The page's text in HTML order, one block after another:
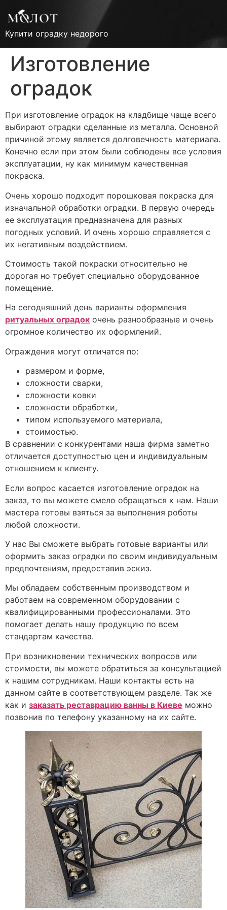
Купити оградку недорого
Изготовление
оградок
При изготовление оградок на кладбище чаще всего
выбирают оградки сделанные из металла. Основной
причиной этому является долговечность материала.
Конечно если при этом были соблюдены все условия
эксплуатации, ну как минимум качественная
покраска.
Очень хорошо подходит порошковая покраска для
изначальной обработки оградки. В первую очередь
ее эксплуатация предназначена для разных
погодных условий. И очень хорошо справляется с
их негативным воздействием.
Стоимость такой покраски относительно не
дорогая но требует специально оборудованное
помещение.
На сегодняшний день варианты оформления
ритуальных оградок очень разнообразные и очень
огромное количество их оформлений.
Ограждения могут отличатся по:
размером и форме,
сложности сварки,
сложности ковки
сложности обработки,
типом используемого материала,
стоимостью.
В сравнении с конкурентами наша фирма заметно
отличается доступностью цен и индивидуальным
отношением к клиенту.
Если вопрос касается изготовление оградок на
заказ, то вы можете смело обращаться к нам. Наши
мастера готовы взяться за выполнения роботы
любой сложности.
У нас Вы сможете выбрать готовые варианты или
оформить заказ оградки по своим индивидуальным
предпочтениям, предоставив эскиз.
Мы обладаем собственным производством и
работаем на современном оборудовании с
квалифицированными профессионалами. Это
помогает делать нашу продукцию по всем
стандартам качества.
При возникновении технических вопросов или
стоимости, вы можете обратиться за консультацией
к нашим сотрудникам. Наши контакты есть на
данном сайте в соответствующем разделе. Так же
как и заказать реставрацию ванны в Киеве можно
позвонив по телефону указанному на их сайте.